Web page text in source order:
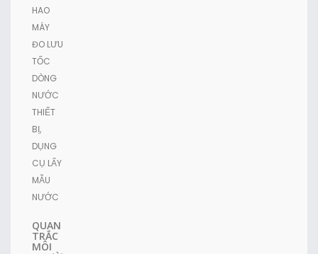
HAO
MÁY
ĐO LƯU
TỐC
DÒNG
NƯỚC
THIẾT
BỊ,
DỤNG
CỤ LẤY
MẪU
NƯỚC
QUAN
TRẮC
MÔI